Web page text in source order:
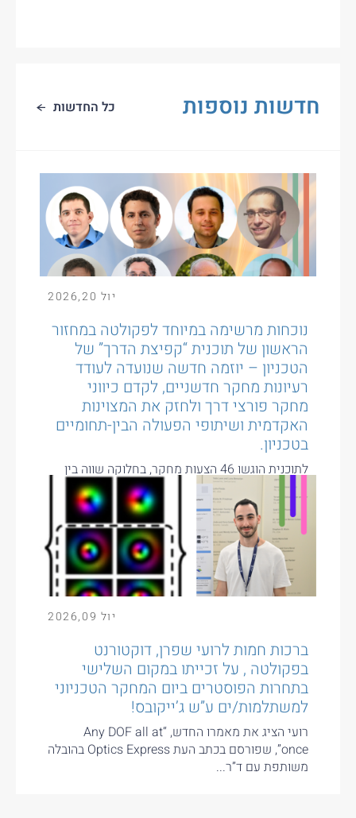
חדשות נוספות כל החדשות
יול 20
,
2026
נוכחות מרשימה במיוחד לפקולטה במחזור
הראשון של תוכנית “קפיצת הדרך” של
הטכניון – יוזמה חדשה שנועדה לעודד
רעיונות מחקר חדשניים, לקדם כיווני
מחקר פורצי דרך ולחזק את המצוינות
האקדמית ושיתופי הפעולה הבין-תחומיים
בטכניון.
לתוכנית הוגשו 46 הצעות מחקר, בחלוקה שווה בין
המסלול האישי למסלול הקבוצתי. לאחר הליך שיפוט
תחרותי נבחרו עשר הצעות...
יול 09
,
2026
ברכות חמות לרועי שפרן, דוקטורנט
בפקולטה , על זכייתו במקום השלישי
בתחרות הפוסטרים ביום המחקר הטכניוני
למשתלמות/ים ע”ש ג’ייקובס!
רועי הציג את מאמרו החדש, “Any DOF all at
once”, שפורסם בכתב העת Optics Express בהובלה
משותפת עם ד”ר...